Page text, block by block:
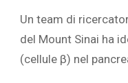
‎Un team di
del Mount Sinai ha
(cellule β) nel